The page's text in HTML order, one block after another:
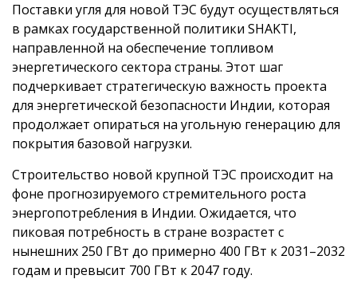
Поставки угля для новой ТЭС будут осуществляться
в рамках государственной политики SHAKTI,
направленной на обеспечение топливом
энергетического сектора страны. Этот шаг
подчеркивает стратегическую важность проекта
для энергетической безопасности Индии, которая
продолжает опираться на угольную генерацию для
покрытия базовой нагрузки.
Строительство новой крупной ТЭС происходит на
фоне прогнозируемого стремительного роста
энергопотребления в Индии. Ожидается, что
пиковая потребность в стране возрастет с
нынешних 250 ГВт до примерно 400 ГВт к 2031–2032
годам и превысит 700 ГВт к 2047 году.